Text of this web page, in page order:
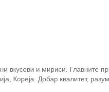
вкусови и мириси. Главните
Кореја. Добар квалитет,